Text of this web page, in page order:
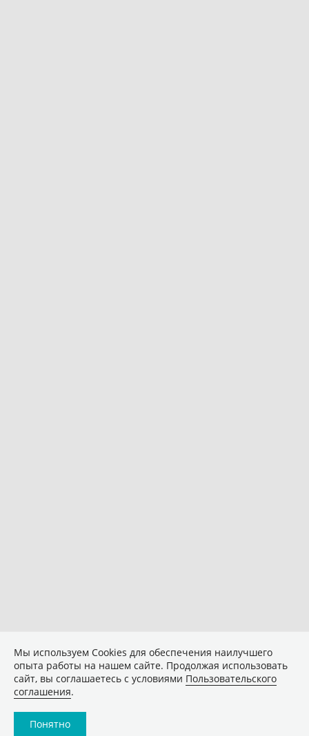
Мы используем Сookies для обеспечения наилучшего
опыта работы на нашем сайте. Продолжая использовать
сайт, вы соглашаетесь с условиями Пользовательского
соглашения.
Понятно